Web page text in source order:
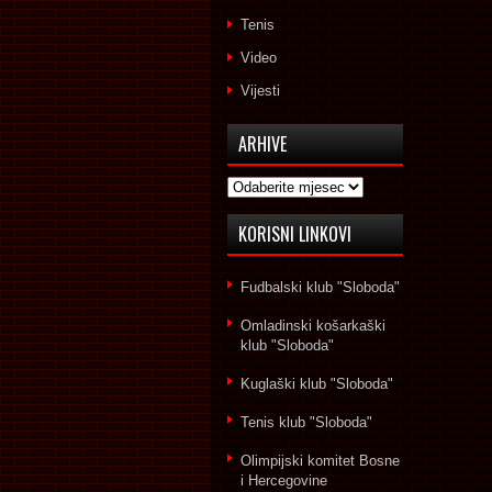
Tenis
Video
Vijesti
ARHIVE
Arhive
KORISNI LINKOVI
Fudbalski klub "Sloboda"
Omladinski košarkaški
klub "Sloboda"
Kuglaški klub "Sloboda"
Tenis klub "Sloboda"
Olimpijski komitet Bosne
i Hercegovine